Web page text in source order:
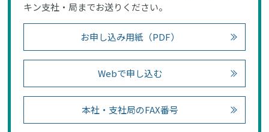
キン支社・局までお送りください。
お申し込み用紙（PDF）
Webで申し込む
本社・支社局のFAX番号